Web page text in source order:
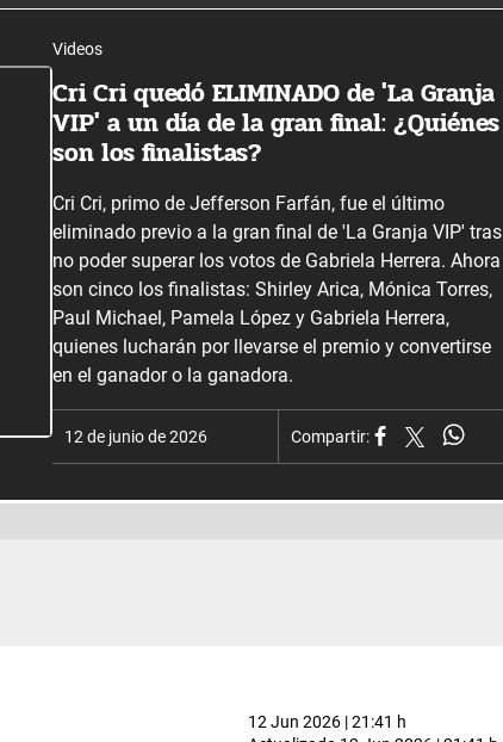
Videos
Cri Cri quedó ELIMINADO de 'La Granja
VIP' a un día de la gran final: ¿Quiénes
son los finalistas?
Cri Cri, primo de Jefferson Farfán, fue el último
eliminado previo a la gran final de 'La Granja VIP' tras
no poder superar los votos de Gabriela Herrera. Ahora
son cinco los finalistas: Shirley Arica, Mónica Torres,
Paul Michael, Pamela López y Gabriela Herrera,
quienes lucharán por llevarse el premio y convertirse
en el ganador o la ganadora.
12 de junio de 2026 Compartir:
12 Jun 2026 | 21:41 h